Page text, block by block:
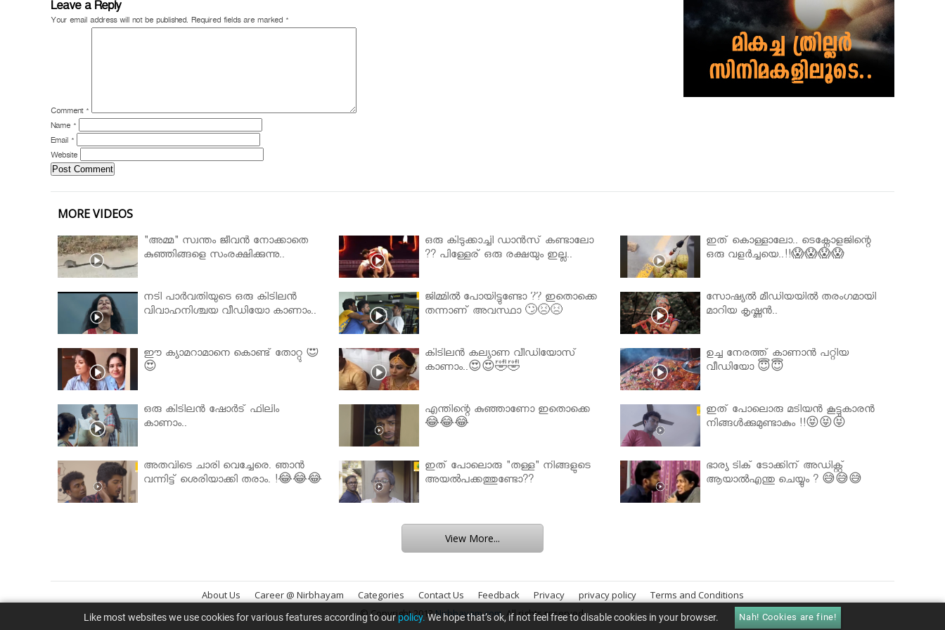
Leave a Reply
Your email address will not be published. Required fields are marked *
Comment *
Name *
Email *
Website
MORE VIDEOS
"അമ്മ" സ്വന്തം ജീവൻ നോക്കാതെ
കുഞ്ഞിങ്ങളെ സംരക്ഷിക്കുന്നു..
ഒരു കിടുക്കാച്ചി ഡാൻസ് കണ്ടാലോ
?? പിള്ളേര് ഒരു രക്ഷയും ഇല്ല..
ഇത് കൊള്ളാലോ.. ടെക്നോളജിന്റെ
ഒരു വളർച്ചയെ..!!😱😱😱😱
നടി പാർവതിയുടെ ഒരു കിടിലൻ
വിവാഹനിശ്ചയ വീഡിയോ കാണാം..
ജിമ്മിൽ പോയിട്ടുണ്ടോ ?? ഇതൊക്കെ
തന്നാണ് അവസ്ഥാ 🙄😣😣
സോഷ്യൽ മീഡിയയിൽ തരംഗമായി
മാറിയ കൃഷ്ണൻ..
ഈ ക്യാമറാമാനെ കൊണ്ട് തോറ്റു 😍
😍
കിടിലൻ കല്യാണ വീഡിയോസ്
കാണാം..😍😍🤣🤣
ഉച്ച നേരത്ത് കാണാൻ പറ്റിയ
വീഡിയോ 😇😇
ഒരു കിടിലൻ ഷോർട് ഫിലിം
കാണാം..
എന്തിന്റെ കുഞ്ഞാണോ ഇതൊക്കെ
😂😂😂
ഇത് പോലൊരു മടിയൻ കൂട്ടുകാരൻ
നിങ്ങൾക്കുമുണ്ടാകും !!😝😝😝
അതവിടെ ചാരി വെച്ചേരെ. ഞാൻ
വന്നിട്ട് ശെരിയാക്കി തരാം. !😂😂😂
ഇത് പോലൊരു "തള്ള" നിങ്ങളുടെ
അയല്‍പക്കത്തുണ്ടോ??
ഭാര്യ ടിക് ടോക്കിന് അഡിക്റ്റ്
ആയാൽഎന്തു ചെയ്യും ? 😅😅😅
View More...
About Us Career @ Nirbhayam Categories Contact Us Feedback Privacy privacy policy
Terms and Conditions
© Copyright 2013Nirbhayam.com. All rights reserved.
Like most websites we use cookies for various features according to ourpolicy.We hope that’s ok, if not feel free to disable cookies in your browser. Nah! Cookies are fine!